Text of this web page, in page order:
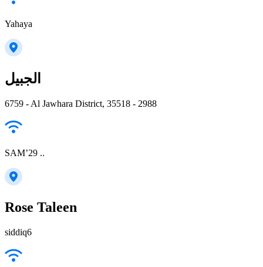
Yahaya
الجبيل
6759 - Al Jawhara District, 35518 - 2988
SAM’29 ..
Rose Taleen
siddiq6